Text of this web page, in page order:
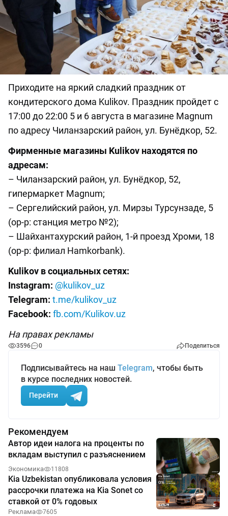
Приходите на яркий сладкий праздник от
кондитерского дома Kulikov. Праздник пройдет с
17:00 до 22:00 5 и 6 августа в магазине Magnum
по адресу Чиланзарский район, ул. Бунёдкор, 52.
Фирменные магазины Kulikov находятся по
адресам:
– Чиланзарский район, ул. Бунёдкор, 52,
гипермаркет Magnum;
– Сергелийский район, ул. Мирзы Турсунзаде, 5
(ор-р: станция метро №2);
– Шайхантахурский район, 1-й проезд Хроми, 18
(ор-р: филиал Hamkorbank).
Kulikov в социальных сетях:
Instagram: @kulikov_uz
Telegram: t.me/kulikov_uz
Facebook: fb.com/Kulikov.uz
На правах рекламы
3596 0 Поделиться
Подписывайтесь на наш Telegram, чтобы быть
в курсе последних новостей.
Перейти
Рекомендуем
Автор идеи налога на проценты по
вкладам выступил с разъяснением
Экономика 11808
Kia Uzbekistan опубликовала условия
рассрочки платежа на Kia Sonet со
ставкой от 0% годовых
Реклама 7605